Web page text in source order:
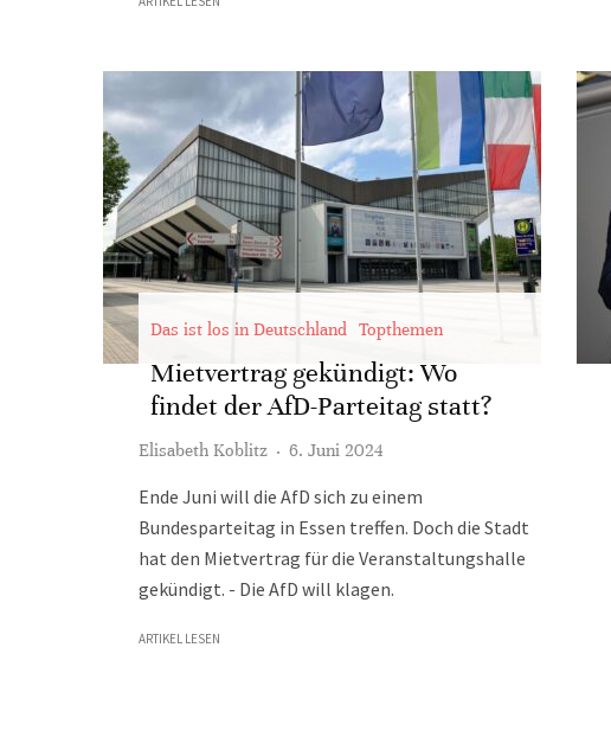
Das ist los in Deutschland Topthemen
Mietvertrag gekündigt: Wo
findet der AfD-Parteitag statt?
Elisabeth Koblitz · 6. Juni 2024
Ende Juni will die AfD sich zu einem
Bundesparteitag in Essen treffen. Doch die Stadt
hat den Mietvertrag für die Veranstaltungshalle
gekündigt. - Die AfD will klagen.
ARTIKEL LESEN